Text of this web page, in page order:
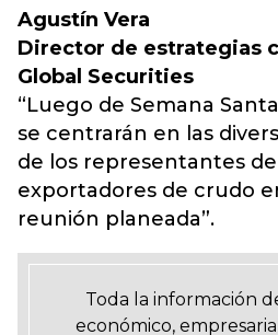
Agustín Vera
Director de estrategias
Global Securities
“Luego de Semana
se centrarán en las
de los representantes
exportadores de crudo
reunión planeada”.
Toda la información
económico,